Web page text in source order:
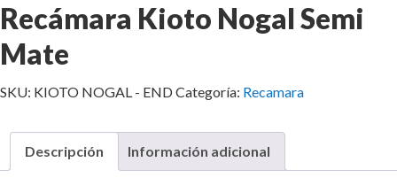
Recámara Kioto Nogal Semi
Mate
SKU: KIOTO NOGAL - ENDCategoría: Recamara
Descripción Información adicional